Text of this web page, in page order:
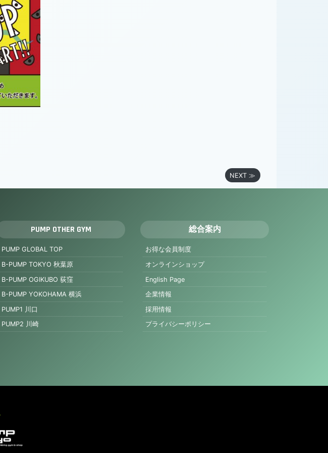
NEXT ≫
PUMP OTHER GYM
PUMP GLOBAL TOP
B-PUMP TOKYO 秋葉原
B-PUMP OGIKUBO 荻窪
B-PUMP YOKOHAMA 横浜
PUMP1 川口
PUMP2 川崎
総合案内
お得な会員制度
オンラインショップ
English Page
企業情報
採用情報
プライバシーポリシー